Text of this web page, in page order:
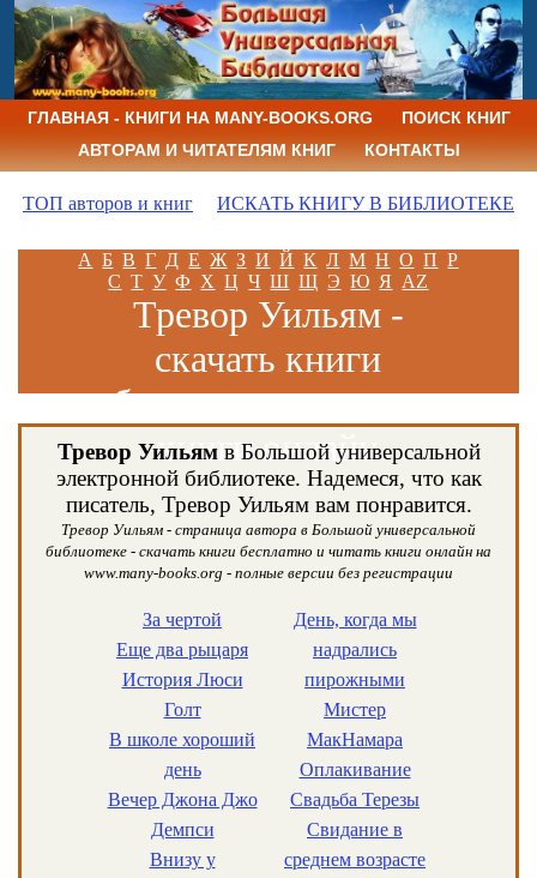
ГЛАВНАЯ - КНИГИ НА MANY-BOOKS.ORG
ПОИСК КНИГ
АВТОРАМ И ЧИТАТЕЛЯМ КНИГ
КОНТАКТЫ
ТОП авторов и книг ИСКАТЬ КНИГУ В БИБЛИОТЕКЕ
А Б В Г Д Е Ж З И Й К Л М Н О П Р
С Т У Ф Х Ц Ч Ш Щ Э Ю Я AZ
Тревор Уильям -
скачать книги
бесплатно и читать
книги онлайн
Тревор Уильямв Большой универсальной
электронной библиотеке. Надемеся, что как
писатель, Тревор Уильям вам понравится.
Тревор Уильям - страница автора в Большой универсальной
библиотеке - скачать книги бесплатно и читать книги онлайн на
www.many-books.org - полные версии без регистрации
За чертой
Еще два рыцаря
История Люси
Голт
В школе хороший
день
Вечер Джона Джо
Демпси
Внизу у
День, когда мы
надрались
пирожными
Мистер
МакНамара
Оплакивание
Свадьба Терезы
Свидание в
среднем возрасте